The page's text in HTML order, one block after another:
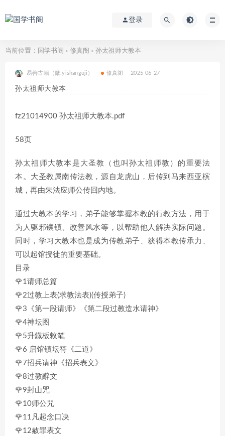
登录
当前位置： 国学书阁 > 修真阁 > 孙太祖师大教本
易善古籍（微:yishanguji） 修真阁 2025-06-27
孙太祖师大教本
fz21014900 孙太祖师大教本.pdf
58页
孙太祖师大教本是大圣教（也叫孙太祖师教）的重要法
本。大圣教属南传法教，源自龙虎山，后传到马来西亚槟
城，再由朱法应师公传回内地。
通过大教本的学习，弟子能够掌握本教的行教方法，用于
为人驱邪镶镇、改善风水等，以帮助他人解决实际问题。
同时，学习大教本也是成为传教弟子、获得本教传承力、
可以起馆授徒的重要基础。
目录
🌹1请师总篇
🌹2过教上表(求教法表)(传授弟子)
🌹3《第一段请师》《第二段过教造水请神》
🌹4神坛图
🌹5升鐡板敇笔
🌹6 启馆镇坛符《二道》
🌹7招兵请神《招兵表文》
🌹8过教辭文
🌹9封山咒
🌹10师公咒
🌹11凡起念口决
🌹12赦罪表文